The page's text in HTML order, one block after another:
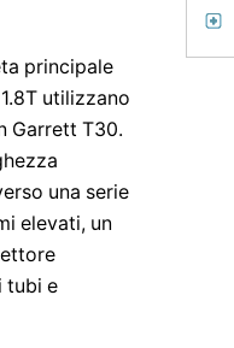
principale
utilizzano
Garrett T30.
una serie
elevati, un
tubi e